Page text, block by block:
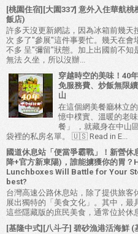
[桃園住宿][大園337] 意外入住華航桃
飯店)
許多天沒更新網誌，因為冰箱前幾天
次 多了"參展"這件事要忙。幾天在
不多 呈"彌留"狀態。加上出國前不
無法 久坐，所以沒辦...
穿越時空的美味！40
免服務費、炒飯無限
山
在這個網美餐廳林立
憶中樸實、溫暖的老
餐」 ，就藏身在中山
袋裡的私房名單。 🇺🇸 Read in E...
國道休息站「便當爭霸戰」！新營
降+官方新東陽)，誰能擄獲你的胃
Lunchboxes Will Battle for Your
best?
台灣高速公路休息站，除了提供旅
展出獨特的「美食文化」。其中，最
這些隱藏版的庶民美食，通常位於休
[基隆中式][八斗子] 碧砂漁港活海鮮 (